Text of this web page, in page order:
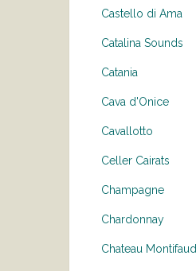
Castello di Ama
Catalina Sounds
Catania
Cava d'Onice
Cavallotto
Celler Cairats
Champagne
Chardonnay
Chateau Montifaud